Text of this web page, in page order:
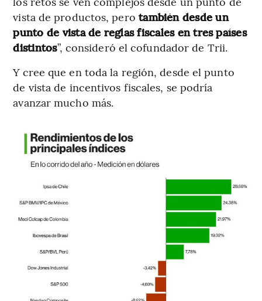
vista de productos, pero también desde un
punto de vista de reglas fiscales en tres países
distintos”, consideró el cofundador de Trii.
Y cree que en toda la región, desde el punto
de vista de incentivos fiscales, se podría
avanzar mucho más.